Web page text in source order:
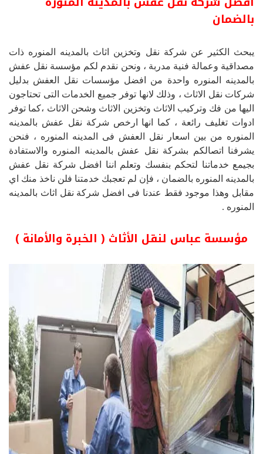
بالضمان
يبحث الكثير عن شركة نقل وتخزين اثاث بالمدينه المنوره ذات
مصداقية وعمالة فنية مدربة ، ونحن نقدم لكم مؤسسة نقل عفش
بالمدينه المنوره واحدة من افضل مؤسسات نقل العفش بدليل
شركات نقل الاثاث ، وذلك لانها توفر جميع الخدمات التى تحتاجون
اليها من فك وتركيب الاثاث وتخزين الاثاث وشحن الاثاث ،كما توفر
ادوات تغليف رائعة ، كما انها ارخص شركة نقل عفش بالمدينه
المنوره من بين اسعار نقل العفش فى المدينه المنوره ، فنحن
يشرفنا اتصالكم بشركة نقل عفش بالمدينه المنوره والاستفادة
بجيمع خدماتنا لتحكم بنفسك وتعلم اننا افضل شركة نقل عفش
بالمدينه المنوره بالضمان ، فإن لم تعجبك خدمتنا فلن ناخذ منك اي
مقابل وهذا موجود فقط عندنا فى افضل شركة نقل اثاث بالمدينه
المنوره .
مؤسسة عباس لنقل الأثاث ( الخبرة والأمانة )